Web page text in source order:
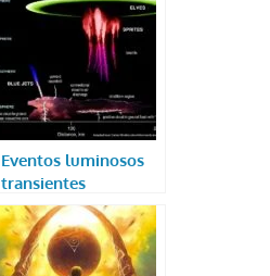
Eventos luminosos
transientes